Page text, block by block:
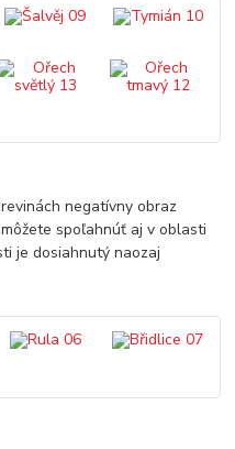
negatívny obraz
spoľahnúť aj v oblasti
je dosiahnutý naozaj